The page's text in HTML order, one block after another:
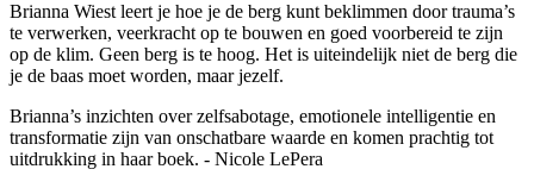
Brianna Wiest leert je hoe je de berg kunt beklimmen door trauma’s
te verwerken, veerkracht op te bouwen en goed voorbereid te zijn
op de klim. Geen berg is te hoog. Het is uiteindelijk niet de berg die
je de baas moet worden, maar jezelf.
Brianna’s inzichten over zelfsabotage, emotionele intelligentie en
transformatie zijn van onschatbare waarde en komen prachtig tot
uitdrukking in haar boek. - Nicole LePera